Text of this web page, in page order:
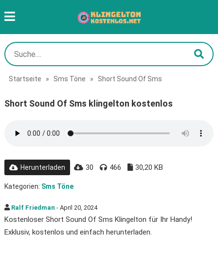
Startseite » Sms Töne » Short Sound Of Sms
Short Sound Of Sms klingelton kostenlos
Herunterladen 30 466 30,20 KB
Kategorien: Sms Töne
Ralf Friedman - April 20, 2024
Kostenloser Short Sound Of Sms Klingelton für Ihr Handy!
Exklusiv, kostenlos und einfach herunterladen.